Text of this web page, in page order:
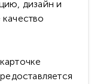
дизайн и